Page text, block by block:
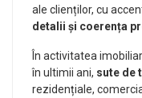
ale clienților, cu
detalii și coerența
În activitatea
în ultimii ani, sute de
rezidențiale,